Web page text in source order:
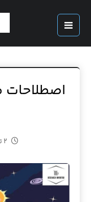
اصطلاحات
۲ تیر ۱۴۰۳